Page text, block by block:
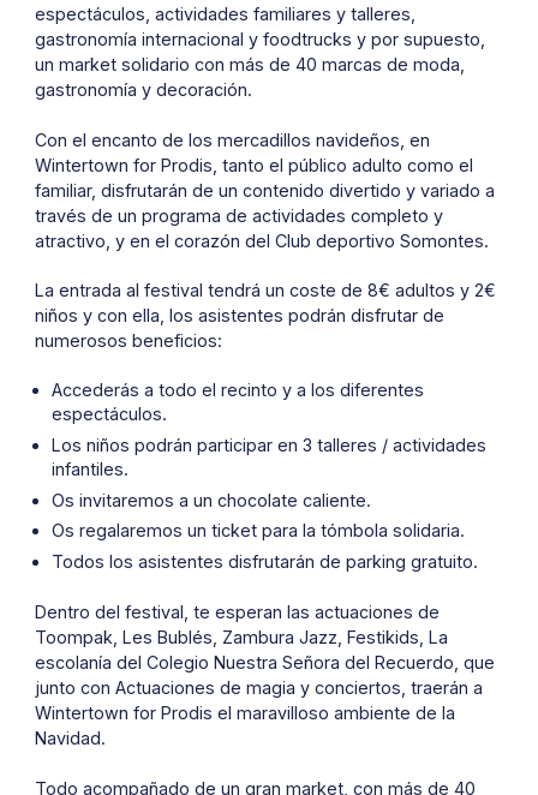
espectáculos, actividades familiares y talleres,
gastronomía internacional y foodtrucks y por supuesto,
un market solidario con más de 40 marcas de moda,
gastronomía y decoración.
Con el encanto de los mercadillos navideños, en
Wintertown for Prodis, tanto el público adulto como el
familiar, disfrutarán de un contenido divertido y variado a
través de un programa de actividades completo y
atractivo, y en el corazón del Club deportivo Somontes.
La entrada al festival tendrá un coste de 8€ adultos y 2€
niños y con ella, los asistentes podrán disfrutar de
numerosos beneficios:
Accederás a todo el recinto y a los diferentes
espectáculos.
Los niños podrán participar en 3 talleres / actividades
infantiles.
Os invitaremos a un chocolate caliente.
Os regalaremos un ticket para la tómbola solidaria.
Todos los asistentes disfrutarán de parking gratuito.
Dentro del festival, te esperan las actuaciones de
Toompak, Les Bublés, Zambura Jazz, Festikids, La
escolanía del Colegio Nuestra Señora del Recuerdo, que
junto con Actuaciones de magia y conciertos, traerán a
Wintertown for Prodis el maravilloso ambiente de la
Navidad.
Todo acompañado de un gran market, con más de 40